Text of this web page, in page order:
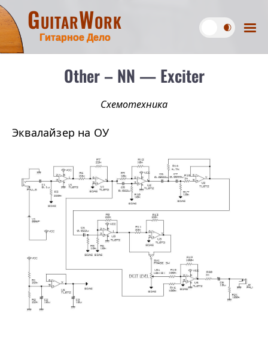
GuitarWork
Гитарное Дело
Other – NN — Exciter
Схемотехника
Эквалайзер на ОУ